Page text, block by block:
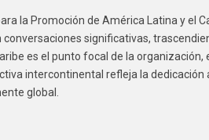
la Promoción de América Latina y el
conversaciones significativas,
es el punto focal de la
intercontinental refleja la
global.